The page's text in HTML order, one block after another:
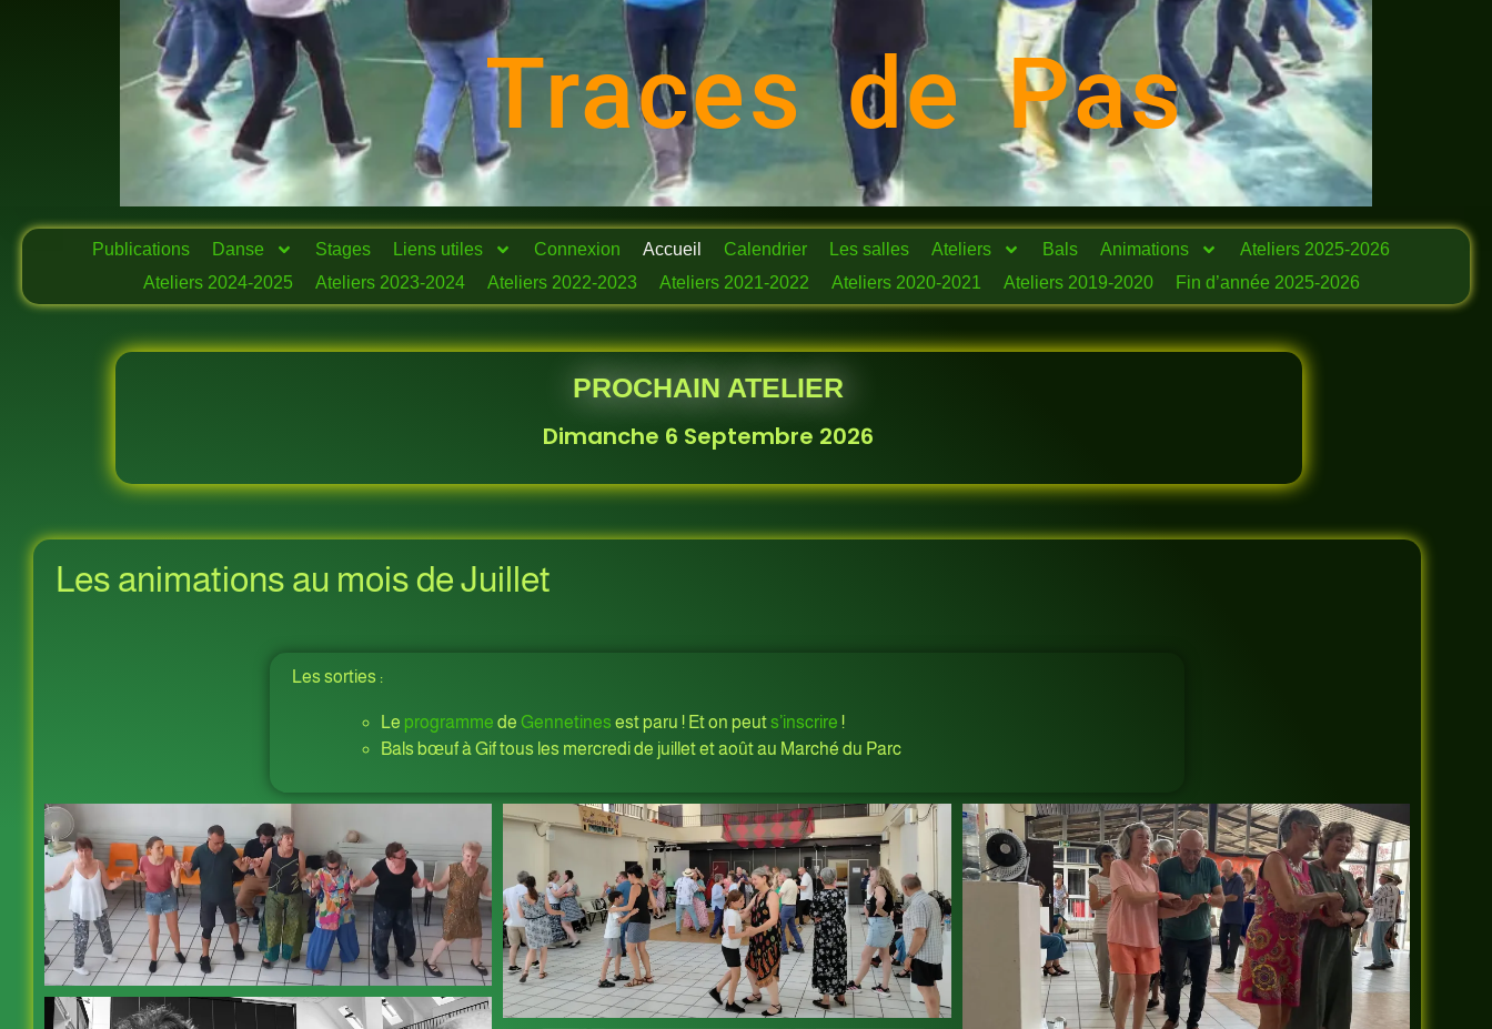
Traces de Pas
Publications Danse Stages Liens utiles Connexion Accueil Calendrier Les salles Ateliers Bals Animations
Ateliers 2025-2026
Ateliers 2024-2025
Ateliers 2023-2024 Ateliers 2022-2023 Ateliers 2021-2022 Ateliers 2020-2021 Ateliers 2019-2020 Fin d’année 2025-2026
PROCHAIN ATELIER
Dimanche 6 Septembre 2026
Les animations au mois de Juillet
Les sorties :
Le programme de Gennetines est paru ! Et on peuts’inscrire !
Bals bœuf à Gif tous les mercredi de juillet et août au Marché du Parc